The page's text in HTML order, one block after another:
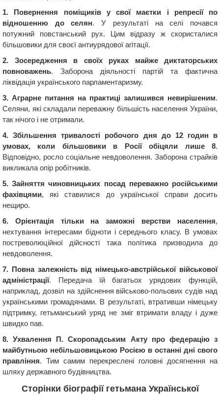
1. Повернення поміщиків у свої маєтки і репресії по
відношенню до селян. У результаті на селі почався
потужний повстанський рух. Цим відразу ж скористалися
більшовики для своєї антиурядової агітації.
2. Зосередження в своїх руках майже диктаторських
повноважень. Заборона діяльності партій та фактична
ліквідація українського парламентаризму.
3. Аграрне питання на практиці залишився невирішеним.
Селяни, які складали переважну більшість населення України,
так нічого і не отримали.
4. Збільшення тривалості робочого дня до 12 годин в
умовах, коли більшовики в Росії обіцяли лише 8.
Відповідно, росло соціальне невдоволення. Заборона страйків
викликала опір робітників.
5. Зайняття чиновницьких посад переважно російськими
фахівцями, які ставилися до української справи досить
нещиро.
6. Орієнтація тільки на заможні верстви населення,
нехтування інтересами бідноти і середнього класу. В умовах
постреволюційної дійсності така політика призводила до
невдоволення.
7. Повна залежність від німецько-австрійської військової
адміністрації. Передача їй багатьох урядових функцій,
наприклад, дозвіл на здійснення військово-польових судів над
українськими громадянами. В результаті, втративши німецьку
підтримку, гетьманський уряд не зміг втримати владу і дуже
швидко пав.
8. Ухвалення П. Скоропадським Акту про федерацію з
майбутньою небільшовицькою Росією в останні дні свого
правління. Тим самим перекреслені головні досягнення на
шляху державного будівництва.
Сторінки біографії гетьмана Української